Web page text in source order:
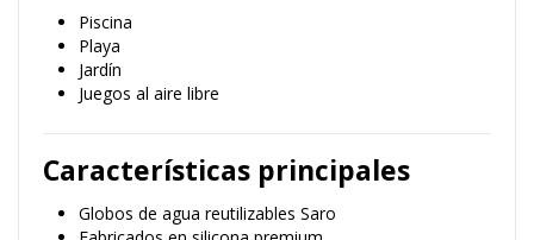
Piscina
Playa
Jardín
Juegos al aire libre
Características principales
Globos de agua reutilizables Saro